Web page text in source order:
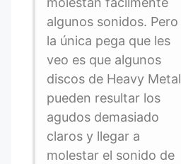
algunos sonidos. Pero
la única pega que les
veo es que algunos
discos de Heavy Metal
pueden resultar los
agudos demasiado
claros y llegar a
molestar el sonido de